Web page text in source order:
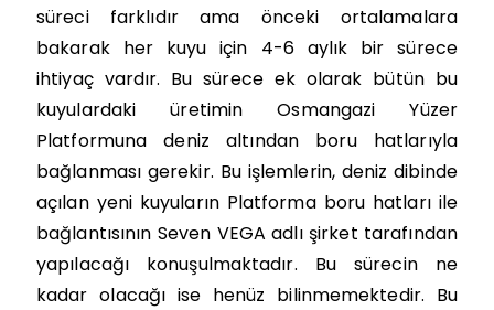
süreci farklıdır ama önceki ortalamalara
bakarak her kuyu için 4-6 aylık bir sürece
ihtiyaç vardır. Bu sürece ek olarak bütün bu
kuyulardaki üretimin Osmangazi Yüzer
Platformuna deniz altından boru hatlarıyla
bağlanması gerekir. Bu işlemlerin, deniz dibinde
açılan yeni kuyuların Platforma boru hatları ile
bağlantısının Seven VEGA adlı şirket tarafından
yapılacağı konuşulmaktadır. Bu sürecin ne
kadar olacağı ise henüz bilinmemektedir. Bu